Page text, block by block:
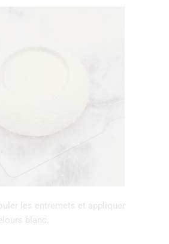
les entremets et appliquer
blanc.